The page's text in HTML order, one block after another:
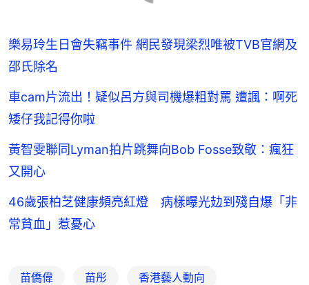
樂易玲生日會失竊事件 網民發現梁烈唯被TVB官網及
邵氏除名
車cam片流出！疑似呂方與司機爆粗對罵 遭諷：啊死
矮仔我記得你啦
黃智雯聯同Lyman拍片跳舞向Bob Fosse致敬：瘋狂
又開心
46歲張柏芝健康頻亮紅燈 病樣曝光攰到殘自爆「非
常貧血」惹憂心
苗僑偉 苗彤 香港藝人動向